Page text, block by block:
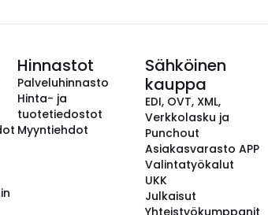
Hinnastot
Palveluhinnasto
Hinta- ja
tuotetiedostot
Myyntiehdot
Sähköinen
kauppa
EDI, OVT, XML,
Verkkolasku ja
Punchout
Asiakasvarasto APP
Valintatyökalut
UKK
Julkaisut
Yhteistyökumppanit